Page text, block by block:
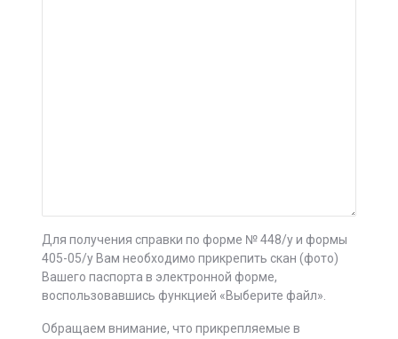
Для получения справки по форме № 448/у и формы
405-05/у Вам необходимо прикрепить скан (фото)
Вашего паспорта в электронной форме,
воспользовавшись функцией «Выберите файл».
Обращаем внимание, что прикрепляемые в